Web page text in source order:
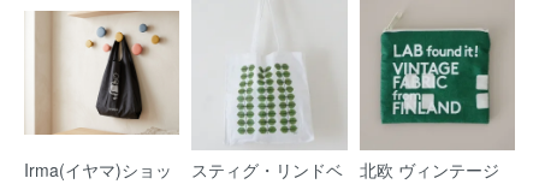
Irma(イヤマ)ショッ
スティグ・リンドベ
北欧 ヴィンテージ